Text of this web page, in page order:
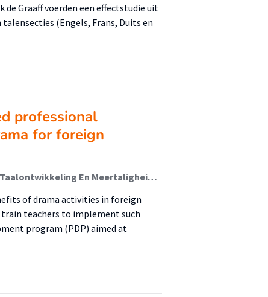
de Graaff voerden een effectstudie uit
(Engels, Frans, Duits en
professional
for foreign
Goodnight, Kristina; van Beuningen, C.G. (Lectoraat Taalontwikkeling En Meertaligheid); de Graaff, Rick
of drama activities in foreign
teachers to implement such
program (PDP) aimed at